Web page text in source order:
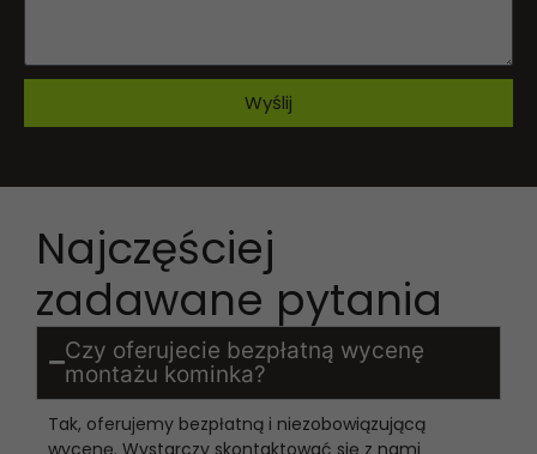
Wyślij
Najczęściej
zadawane pytania
Czy oferujecie bezpłatną wycenę
montażu kominka?
Tak, oferujemy bezpłatną i niezobowiązującą
wycenę. Wystarczy skontaktować się z nami